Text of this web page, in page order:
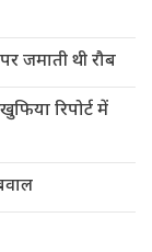
जमाती थी रौब
रिपोर्ट में